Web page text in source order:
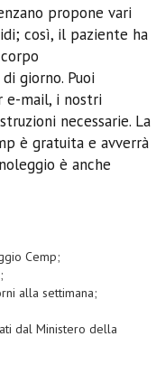
propone vari
così, il paziente ha
giorno. Puoi
mail, i nostri
necessarie. La
è gratuita e avverrà
è anche
Cemp;
alla settimana;
dal Ministero della